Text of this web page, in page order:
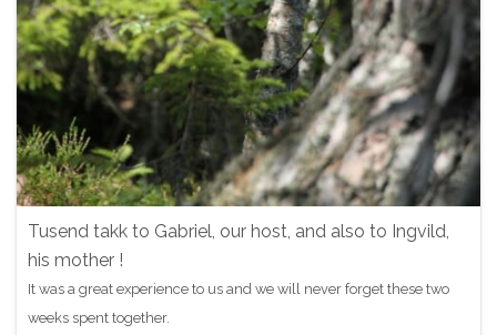
Tusend takk to Gabriel, our host, and also to Ingvild,
his mother !
It was a great experience to us and we will never forget these two
weeks spent together.